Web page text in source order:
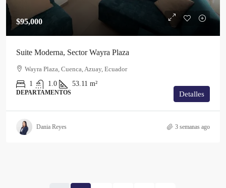
$95,000
Suite Moderna, Sector Wayra Plaza
Wayra Plaza, Cuenca, Azuay, Ecuador
1
1.0 53.11 m²
DEPARTAMENTOS Detalles
Dania Reyes 3 semanas ago